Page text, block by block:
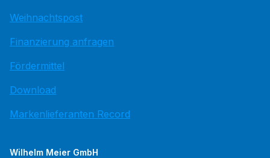
Weihnachtspost
Finanzierung anfragen
Fördermittel
Download
Markenlieferanten Record
Wilhelm Meier GmbH